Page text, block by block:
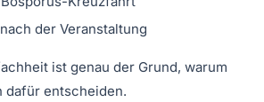
der Veranstaltung
ist genau der Grund, warum
dafür entscheiden.